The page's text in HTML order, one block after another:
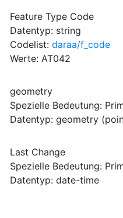
Feature Type Code
Datentyp: string
Codelist: daraa/f_code
Werte: AT042
geometry
Spezielle Bedeutung:
Datentyp: geometry
Last Change
Spezielle Bedeutung:
Datentyp: date-time